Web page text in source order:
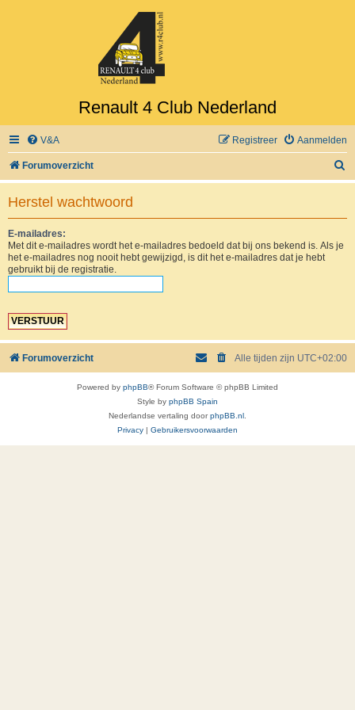
Renault 4 Club Nederland
V&A Aanmelden
Registreer
Forumoverzicht
o
Herstel wachtwoord
E-mailadres:
Met dit e-mailadres wordt het e-mailadres bedoeld dat bij ons bekend is. Als je
het e-mailadres nog nooit hebt gewijzigd, is dit het e-mailadres dat je hebt
gebruikt bij de registratie.
Forumoverzicht Alle tijden zijn UTC+02:00
Powered by phpBB® Forum Software © phpBB Limited
Style by phpBB Spain
Nederlandse vertaling doorphpBB.nl .
Privacy
Gebruikersvoorwaarden